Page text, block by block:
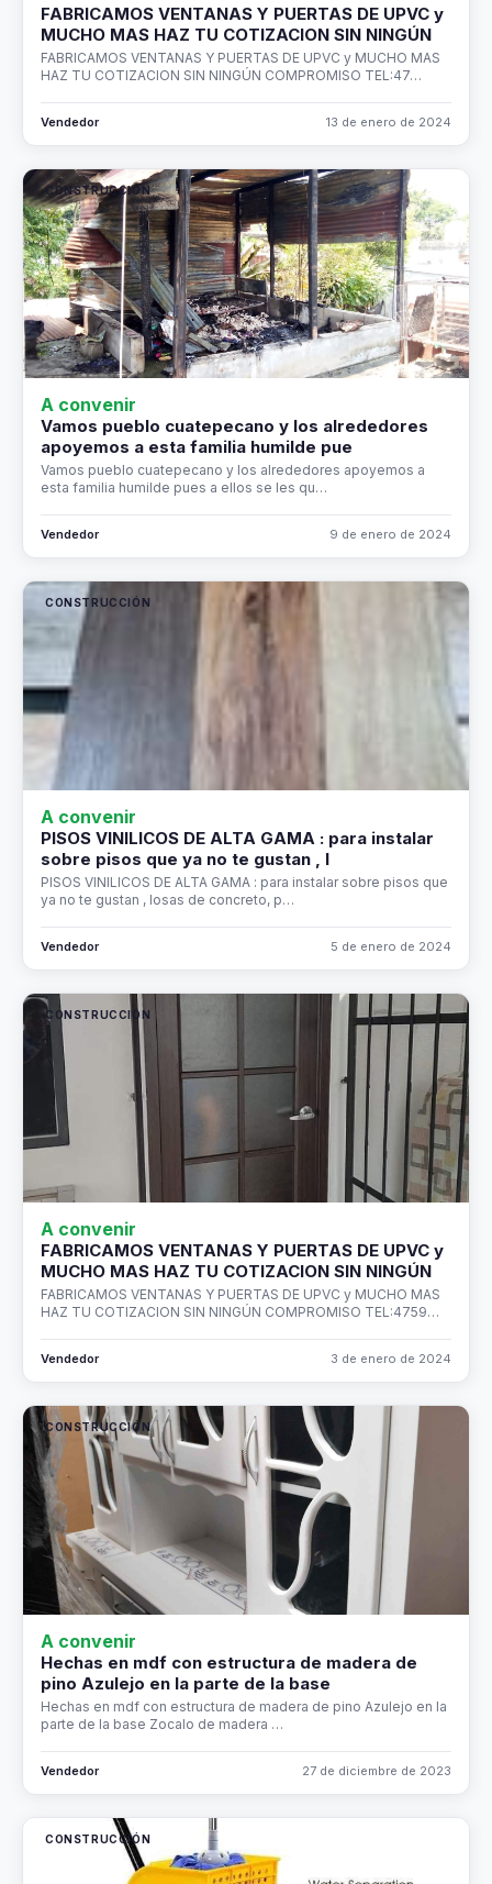
FABRICAMOS VENTANAS Y PUERTAS DE UPVC y
MUCHO MAS HAZ TU COTIZACION SIN NINGÚN
FABRICAMOS VENTANAS Y PUERTAS DE UPVC y MUCHO MAS
HAZ TU COTIZACION SIN NINGÚN COMPROMISO TEL:47…
Vendedor 13 de enero de 2024
CONSTRUCCIÓN
A convenir
Vamos pueblo cuatepecano y los alrededores
apoyemos a esta familia humilde pue
Vamos pueblo cuatepecano y los alrededores apoyemos a
esta familia humilde pues a ellos se les qu…
Vendedor 9 de enero de 2024
CONSTRUCCIÓN
A convenir
PISOS VINILICOS DE ALTA GAMA : para instalar
sobre pisos que ya no te gustan , l
PISOS VINILICOS DE ALTA GAMA : para instalar sobre pisos que
ya no te gustan , losas de concreto, p…
Vendedor 5 de enero de 2024
CONSTRUCCIÓN
A convenir
FABRICAMOS VENTANAS Y PUERTAS DE UPVC y
MUCHO MAS HAZ TU COTIZACION SIN NINGÚN
FABRICAMOS VENTANAS Y PUERTAS DE UPVC y MUCHO MAS
HAZ TU COTIZACION SIN NINGÚN COMPROMISO TEL:4759…
Vendedor 3 de enero de 2024
CONSTRUCCIÓN
A convenir
Hechas en mdf con estructura de madera de
pino Azulejo en la parte de la base
Hechas en mdf con estructura de madera de pino Azulejo en la
parte de la base Zocalo de madera …
Vendedor 27 de diciembre de 2023
CONSTRUCCIÓN